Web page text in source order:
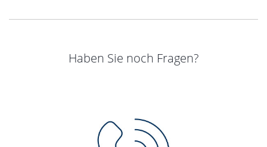
Haben Sie noch Fragen?